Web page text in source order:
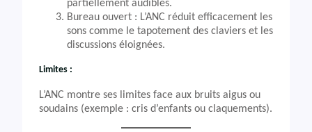
partiellement audibles.
Bureau ouvert : L’ANC réduit efficacement les
sons comme le tapotement des claviers et les
discussions éloignées.
Limites :
L’ANC montre ses limites face aux bruits aigus ou
soudains (exemple : cris d’enfants ou claquements).